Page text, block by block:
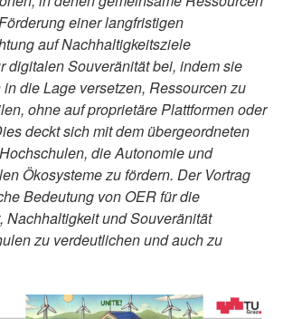
einer langfristigen
auf Nachhaltigkeitsziele
digitalen Souveränität bei, indem sie
die Lage versetzen, Ressourcen zu
ohne auf proprietäre Plattformen oder
deckt sich mit dem übergeordneten
die Autonomie und
Ökosysteme zu fördern. Der Vortrag
Bedeutung von OER für die
und Souveränität
zu verdeutlichen und auch zu